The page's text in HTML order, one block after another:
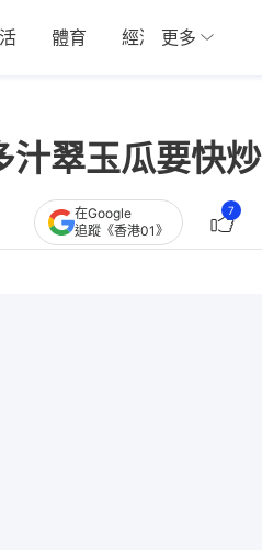
體育 經濟 01深圳
更多
汁翠玉瓜要快炒
在Google
追蹤《香港01》
7